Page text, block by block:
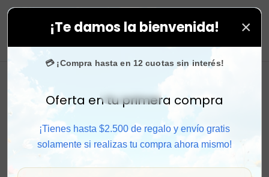
¡Te damos la bienvenida! ×
💳 ¡Compra hasta en 12 cuotas sin interés!
Activar sonido
Oferta en tu primera compra
¡Tienes hasta $2.500 de regalo y envío gratis
solamente si realizas tu compra ahora mismo!
confían en nosotros.• ¡SOLO POR HOY! 🚚 Envío